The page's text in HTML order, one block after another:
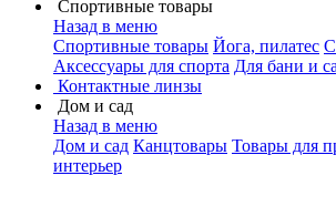
Спортивные товары
Назад в меню
Спортивные товары Йога, пилатес
Аксессуары для спорта Для бани и
Контактные линзы
Дом и сад
Назад в меню
Дом и сад Канцтовары Товары для
интерьер